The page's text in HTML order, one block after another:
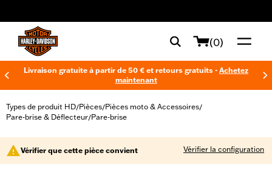
(0)
Livraison gratuite à partir de 50 € et retours gratuits - Achetez
maintenant
Types de produit HD/Pièces/Pièces moto & Accessoires/
Pare-brise & Déflecteur/Pare-brise
Vérifier que cette pièce convient Vérifier la configuration